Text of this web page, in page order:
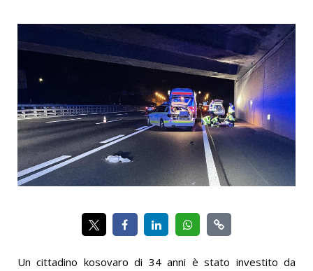
Un cittadino kosovaro di 34 anni è stato investito da